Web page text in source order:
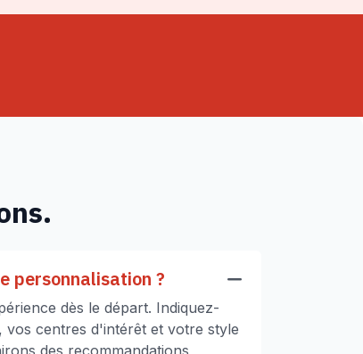
personnalisation ?
dès le départ. Indiquez-
vos centres d'intérêt et votre style
des recommandations